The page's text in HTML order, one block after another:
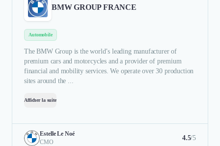
BMW GROUP FRANCE
Automobile
The BMW Group is the world’s leading manufacturer of
premium cars and motorcycles and a provider of premium
financial and mobility services. We operate over 30 production
sites around the ...
Afficher la suite
Estelle Le Noé
CMO
4.5/5